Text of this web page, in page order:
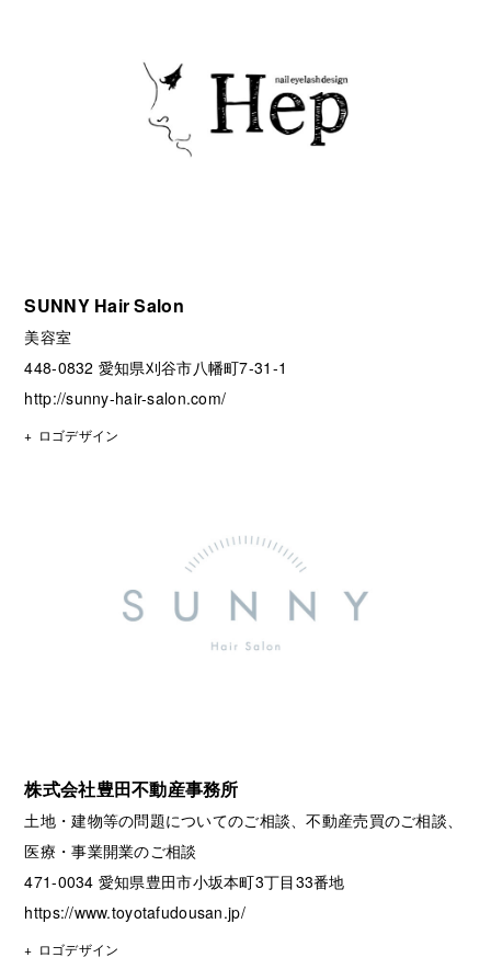
SUNNY Hair Salon
美容室
448-0832 愛知県刈谷市八幡町7-31-1
http://sunny-hair-salon.com/
ロゴデザイン
株式会社豊田不動産事務所
土地・建物等の問題についてのご相談、不動産売買のご相談、
医療・事業開業のご相談
471-0034 愛知県豊田市小坂本町3丁目33番地
https://www.toyotafudousan.jp/
ロゴデザイン